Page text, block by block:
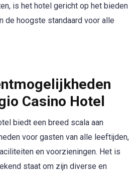
is het hotel gericht op het bieden
de hoogste standaard voor alle
Casino Hotel
biedt een breed scala aan
voor gasten van alle leeftijden,
en voorzieningen. Het is
staat om zijn diverse en